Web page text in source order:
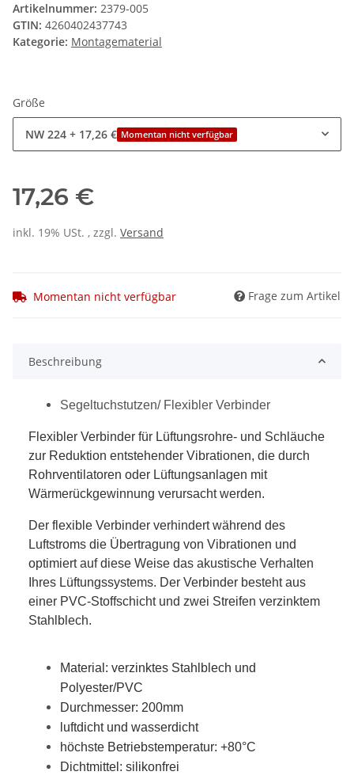
Artikelnummer: 2379-005
GTIN: 4260402437743
Kategorie: Montagematerial
Größe
NW 224 + 17,26 € Momentan nicht verfügbar
17,26 €
inkl. 19% USt. , zzgl. Versand
Momentan nicht verfügbar Frage zum Artikel
Beschreibung
Segeltuchstutzen/ Flexibler Verbinder
Flexibler Verbinder für Lüftungsrohre- und Schläuche
zur Reduktion entstehender Vibrationen, die durch
Rohrventilatoren oder Lüftungsanlagen mit
Wärmerückgewinnung verursacht werden.
Der flexible Verbinder verhindert während des
Luftstroms die Übertragung von Vibrationen und
optimiert auf diese Weise das akustische Verhalten
Ihres Lüftungssystems. Der Verbinder besteht aus
einer PVC-Stoffschicht und zwei Streifen verzinktem
Stahlblech.
Material: verzinktes Stahlblech und
Polyester/PVC
Durchmesser: 200mm
luftdicht und wasserdicht
höchste Betriebstemperatur: +80°C
Dichtmittel: silikonfrei